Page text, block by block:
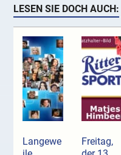
LESEN SIE DOCH AUCH:
Langewe
Freitag,